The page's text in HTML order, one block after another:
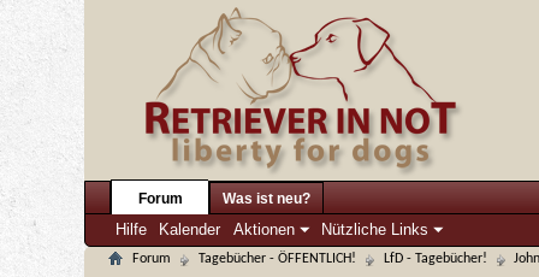
Forum
Hilfe Kalender Aktionen Nützliche Links
Was ist neu?
Forum Tagebücher - ÖFFENTLICH! LfD - Tagebücher!